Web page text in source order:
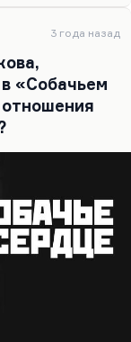
3 года назад
«Собачьем